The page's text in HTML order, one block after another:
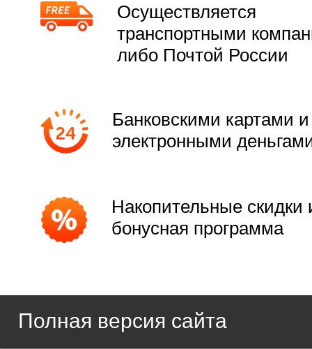
Осуществляется
транспортными
либо Почтой России
Банковскими картами и
электронными
Накопительные скидки
бонусная программа
Полная версия сайта